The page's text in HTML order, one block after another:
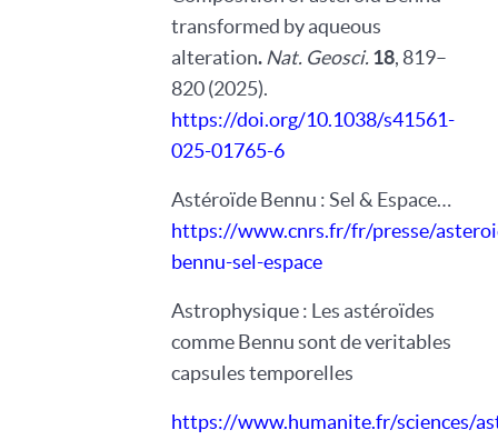
transformed by aqueous
alteration. Nat. Geosci. 18, 819–
820 (2025).
https://doi.org/10.1038/s41561-
025-01765-6
Astéroïde Bennu : Sel & Espace…
https://www.cnrs.fr/fr/presse/
bennu-sel-espace
Astrophysique : Les astéroïdes
comme Bennu sont de veritables
capsules temporelles
https://www.humanite.fr/sciences/